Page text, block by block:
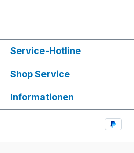
Service-Hotline
Shop Service
Informationen